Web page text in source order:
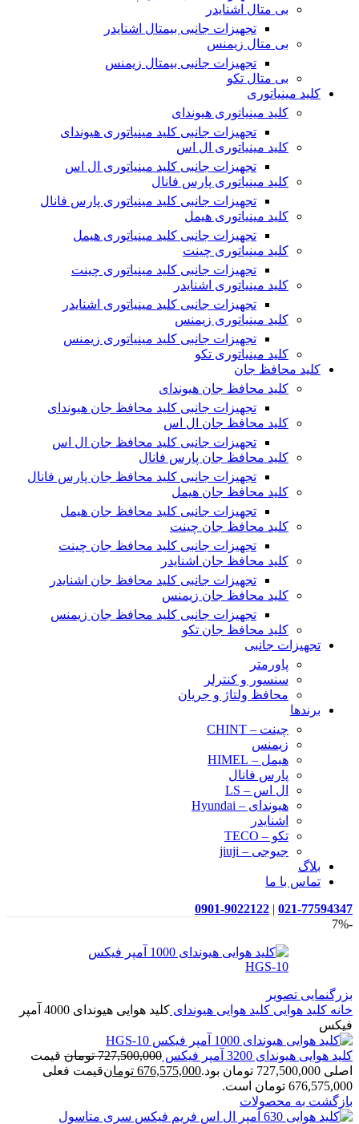
بی متال اشنایدر
تجهیزات جانبی بیمتال اشنایدر
بی متال زیمنس
تجهیزات جانبی بیمتال زیمنس
بی متال تکو
کلید مینیاتوری
کلید مینیاتوری هیوندای
تجهیزات جانبی کلید مینیاتوری هیوندای
کلید مینیاتوری ال اس
تجهیزات جانبی کلید مینیاتوری ال اس
کلید مینیاتوری پارس فانال
تجهیزات جانبی کلید مینیاتوری پارس فانال
کلید مینیاتوری هیمل
تجهیزات جانبی کلید مینیاتوری هیمل
کلید مینیاتوری چینت
تجهیزات جانبی کلید مینیاتوری چینت
کلید مینیاتوری اشنایدر
تجهیزات جانبی کلید مینیاتوری اشنایدر
کلید مینیاتوری زیمنس
تجهیزات جانبی کلید مینیاتوری زیمنس
کلید مینیاتوری تکو
کلید محافظ جان
کلید محافظ جان هیوندای
تجهیزات جانبی کلید محافظ جان هیوندای
کلید محافظ جان ال اس
تجهیزات جانبی کلید محافظ جان ال اس
کلید محافظ جان پارس فانال
تجهیزات جانبی کلید محافظ جان پارس فانال
کلید محافظ جان هیمل
تجهیزات جانبی کلید محافظ جان هیمل
کلید محافظ جان چینت
تجهیزات جانبی کلید محافظ جان چینت
کلید محافظ جان اشنایدر
تجهیزات جانبی کلید محافظ جان اشنایدر
کلید محافظ جان زیمنس
تجهیزات جانبی کلید محافظ جان زیمنس
کلید محافظ جان تکو
تجهیزات جانبی
پاورمتر
سنسور و کنترلر
محافظ ولتاژ و‌ جریان
برندها
چینت – CHINT
زیمنس
هیمل – HIMEL
پارس فانال
ال اس – LS
هیوندای – Hyundai
اشنایدر
تکو – TECO
جیوجی – jiuji
بلاگ
تماس با ما
021-77594347
|
0901-9022122
-7%
بزرگنمایی تصویر
خانه کلید هوایی کلید هوایی هیوندای
کلید هوایی هیوندای 4000 آمپر
فیکس
کلید هوایی هیوندای 3200 آمپر فیکس 727,500,000 تومان قیمت
اصلی 727,500,000 تومان بود.
676,575,000 تومانقیمت فعلی
676,575,000 تومان است.
بازگشت به محصولات